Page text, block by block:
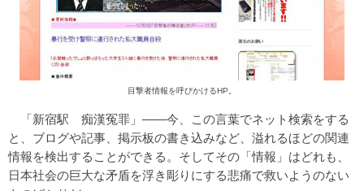
目撃者情報を呼びかけるHP。
「新宿駅 痴漢冤罪」――今、この言葉でネット検索をする
と、ブログや記事、掲示板の書き込みなど、溢れるほどの関連
情報を検出することができる。そしてその「情報」はどれも、
日本社会の巨大な矛盾を浮き彫りにする悲痛で救いようのない